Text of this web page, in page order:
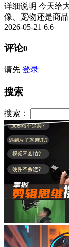
详细说明 今天给
像、宠物还是商
2026-05-21 6.6
评论0
请先 登录
搜索
搜索：